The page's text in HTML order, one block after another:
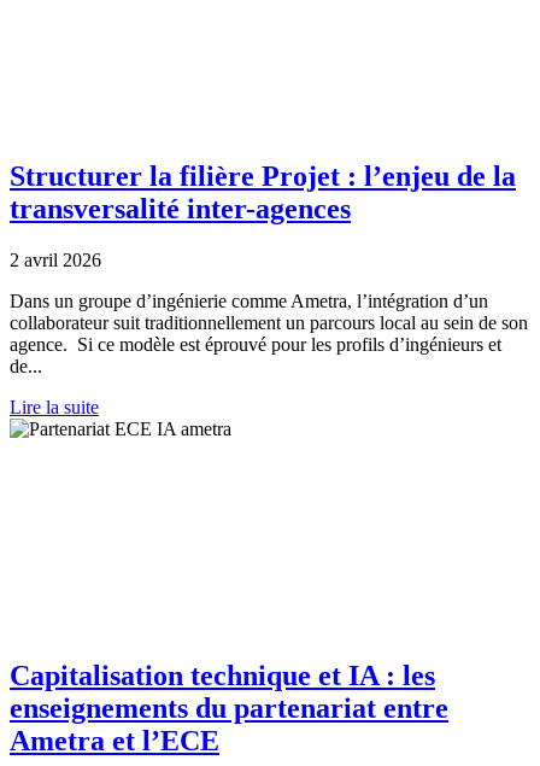
Structurer la filière Projet : l’enjeu de la
transversalité inter-agences
2 avril 2026
Dans un groupe d’ingénierie comme Ametra, l’intégration d’un
collaborateur suit traditionnellement un parcours local au sein de son
agence. Si ce modèle est éprouvé pour les profils d’ingénieurs et
de...
Lire la suite
Capitalisation technique et IA : les
enseignements du partenariat entre
Ametra et l’ECE